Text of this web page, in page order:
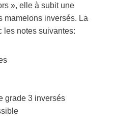
», elle à subit une
mamelons inversés. La
les notes suivantes:
grade 3 inversés